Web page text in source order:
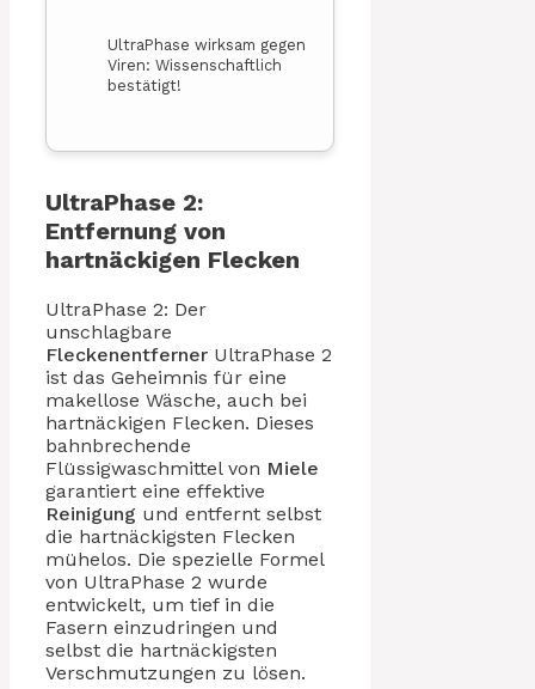
UltraPhase wirksam gegen
Viren: Wissenschaftlich
bestätigt!
UltraPhase 2:
Entfernung von
hartnäckigen Flecken
UltraPhase 2: Der
unschlagbare
Fleckenentferner UltraPhase 2
ist das Geheimnis für eine
makellose Wäsche, auch bei
hartnäckigen Flecken. Dieses
bahnbrechende
Flüssigwaschmittel von Miele
garantiert eine effektive
Reinigung und entfernt selbst
die hartnäckigsten Flecken
mühelos. Die spezielle Formel
von UltraPhase 2 wurde
entwickelt, um tief in die
Fasern einzudringen und
selbst die hartnäckigsten
Verschmutzungen zu lösen.